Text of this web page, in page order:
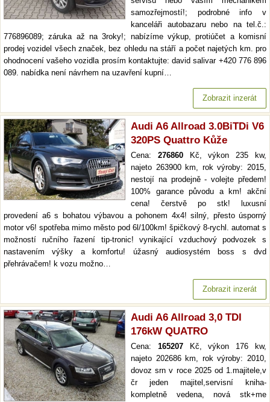
samozřejmostí!; podrobné info v
kanceláři autobazaru nebo na tel.č.:
776896089; záruka až na 3roky!; nabízíme výkup, protiúčet a komisní
prodej vozidel všech značek, bez ohledu na stáří a počet najetých km. pro
ohodnocení vašeho vozidla prosím kontaktujte: david salivar +420 776 896
089. nabídka není návrhem na uzavření kupní…
Zobrazit inzerát
Audi A6 Allroad 3.0BiTDi V6
320PS Quattro Kůže
Cena: 276860Kč, výkon 235 kw,
najeto 263900 km, rok výroby: 2015,
nestojí na prodejně - volejte předem!
100% garance původu a km! akční
cena! čerstvě po stk! luxusní
provedení a6 s bohatou výbavou a pohonem 4x4! silný, přesto úsporný
motor v6! spotřeba mimo město pod 6l/100km! špičkový 8-rychl. automat s
možností ručního řazení tip-tronic! vynikající vzduchový podvozek s
nastavením výšky a komfortu! úžasný audiosystém boss s dvd
přehrávačem! k vozu možno…
Zobrazit inzerát
Audi A6 Allroad 3,0 TDI
176kW QUATRO
Cena: 165207Kč, výkon 176 kw,
najeto 202686 km, rok výroby: 2010,
dovoz srn v roce 2025 od 1.majitele,v
čr jeden majitel,servisní kniha-
kompletně vedena, nová stk+me